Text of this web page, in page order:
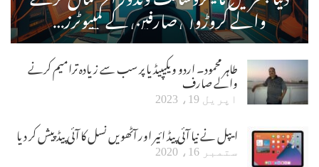
والے کروڑوں صارفین کے کمپیوٹرز…
طاہر محمود۔ اردو ویکیپیڈیا پر سب سے زیادہ ترامیم کرنے
والے صارف
اپریل 19، 2023
ایپل نے نیا آئی پیڈ ائیر اور آٹھویں نسل کا آئی پیڈ پیش کر دیا
ستمبر 16، 2020